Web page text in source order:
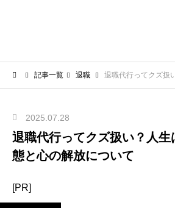
記事一覧 退職 退職代行ってクズ扱い？人生
2025.07.28
退職代行ってクズ扱い？人生
態と心の解放について
[PR]